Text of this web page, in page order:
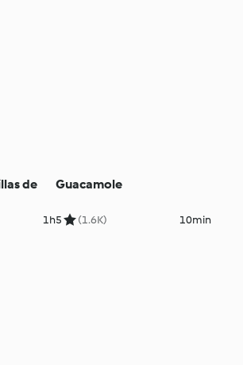
de
1h
Guacamole
5 (1.6K) 10min